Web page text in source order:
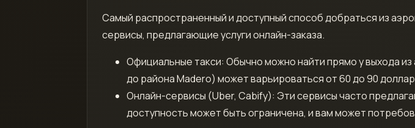
Самый распространенный и доступный способ добраться из
сервисы, предлагающие услуги онлайн-заказа.
Официальные такси: Обычно можно найти прямо у выхода
до района Madero) может варьироваться от 60 до 90
Онлайн-сервисы (Uber, Cabify): Эти сервисы часто
доступность может быть ограничена, и вам может